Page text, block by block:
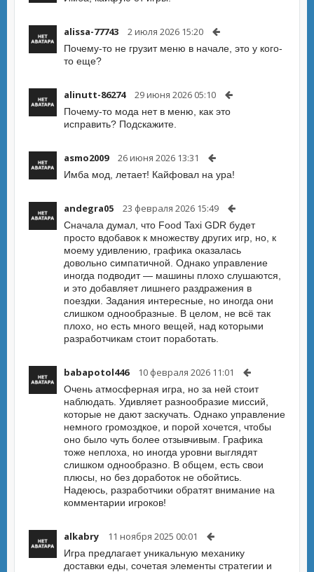
alissa-77743 2 июля 2026 15:20
Почему-то не грузит меню в начале, это у кого-
то еще?
alinutt-86274 29 июня 2026 05:10
Почему-то мода нет в меню, как это
исправить? Подскажите.
asmo2009 26 июня 2026 13:31
Имба мод, летает! Кайфовал на ура!
andegra05 23 февраля 2026 15:49
Сначала думал, что Food Taxi GDR будет
просто вдобавок к множеству других игр, но, к
моему удивлению, графика оказалась
довольно симпатичной. Однако управление
иногда подводит — машины плохо слушаются,
и это добавляет лишнего раздражения в
поездки. Задания интересные, но иногда они
слишком однообразные. В целом, не всё так
плохо, но есть много вещей, над которыми
разработчикам стоит поработать.
babapotol446 10 февраля 2026 11:01
Очень атмосферная игра, но за ней стоит
наблюдать. Удивляет разнообразие миссий,
которые не дают заскучать. Однако управление
немного громоздкое, и порой хочется, чтобы
оно было чуть более отзывчивым. Графика
тоже неплоха, но иногда уровни выглядят
слишком однообразно. В общем, есть свои
плюсы, но без доработок не обойтись.
Надеюсь, разработчики обратят внимание на
комментарии игроков!
alkabry 11 ноября 2025 00:01
Игра предлагает уникальную механику
доставки еды, сочетая элементы стратегии и